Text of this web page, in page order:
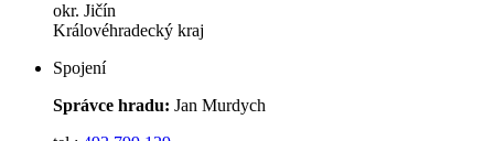
okr. Jičín
Královéhradecký kraj
Spojení
Správce hradu: Jan Murdych